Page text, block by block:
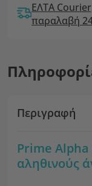
ΕΛΤΑ
παραλαβή
Περιγραφή
Prime Alpha
αληθινούς